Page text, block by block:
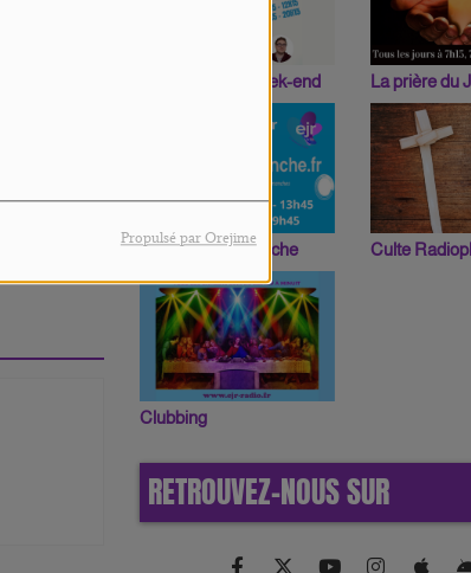
Propulsé par Orejime
La Pensée du week-end La prière du
Pasteur du dimanche Culte
Clubbing
RETROUVEZ-NOUS SUR